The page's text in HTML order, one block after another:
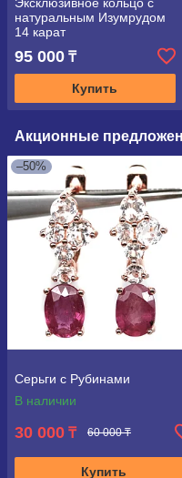
натуральным Изумрудом
14 карат
95 000 ₸
Купить
Акционные
–50%
Серьги с Рубинами
В наличии
30 000 ₸ 60 000 ₸
Купить